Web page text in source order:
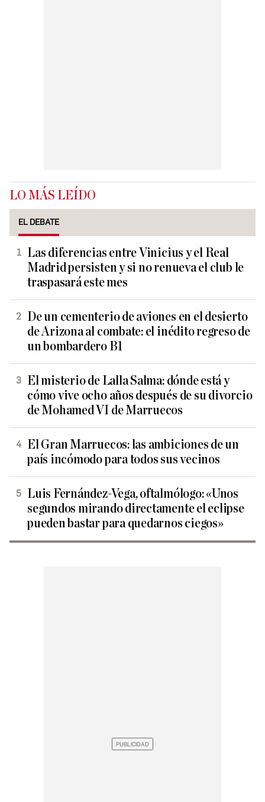
LO MÁS LEÍDO
EL DEBATE
Las diferencias entre Vinicius y el Real
Madrid persisten y si no renueva el club le
traspasará este mes
De un cementerio de aviones en el desierto
de Arizona al combate: el inédito regreso de
un bombardero B1
El misterio de Lalla Salma: dónde está y
cómo vive ocho años después de su divorcio
de Mohamed VI de Marruecos
El Gran Marruecos: las ambiciones de un
país incómodo para todos sus vecinos
Luis Fernández-Vega, oftalmólogo: «Unos
segundos mirando directamente el eclipse
pueden bastar para quedarnos ciegos»